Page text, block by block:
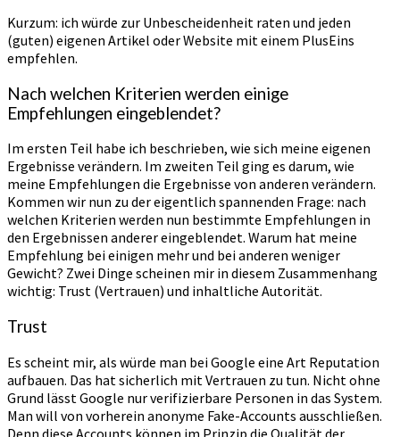
Kurzum: ich würde zur Unbescheidenheit raten und jeden
(guten) eigenen Artikel oder Website mit einem PlusEins
empfehlen.
Nach welchen Kriterien werden einige
Empfehlungen eingeblendet?
Im ersten Teil habe ich beschrieben, wie sich meine eigenen
Ergebnisse verändern. Im zweiten Teil ging es darum, wie
meine Empfehlungen die Ergebnisse von anderen verändern.
Kommen wir nun zu der eigentlich spannenden Frage: nach
welchen Kriterien werden nun bestimmte Empfehlungen in
den Ergebnissen anderer eingeblendet. Warum hat meine
Empfehlung bei einigen mehr und bei anderen weniger
Gewicht? Zwei Dinge scheinen mir in diesem Zusammenhang
wichtig: Trust (Vertrauen) und inhaltliche Autorität.
Trust
Es scheint mir, als würde man bei Google eine Art Reputation
aufbauen. Das hat sicherlich mit Vertrauen zu tun. Nicht ohne
Grund lässt Google nur verifizierbare Personen in das System.
Man will von vorherein anonyme Fake-Accounts ausschließen.
Denn diese Accounts können im Prinzip die Qualität der